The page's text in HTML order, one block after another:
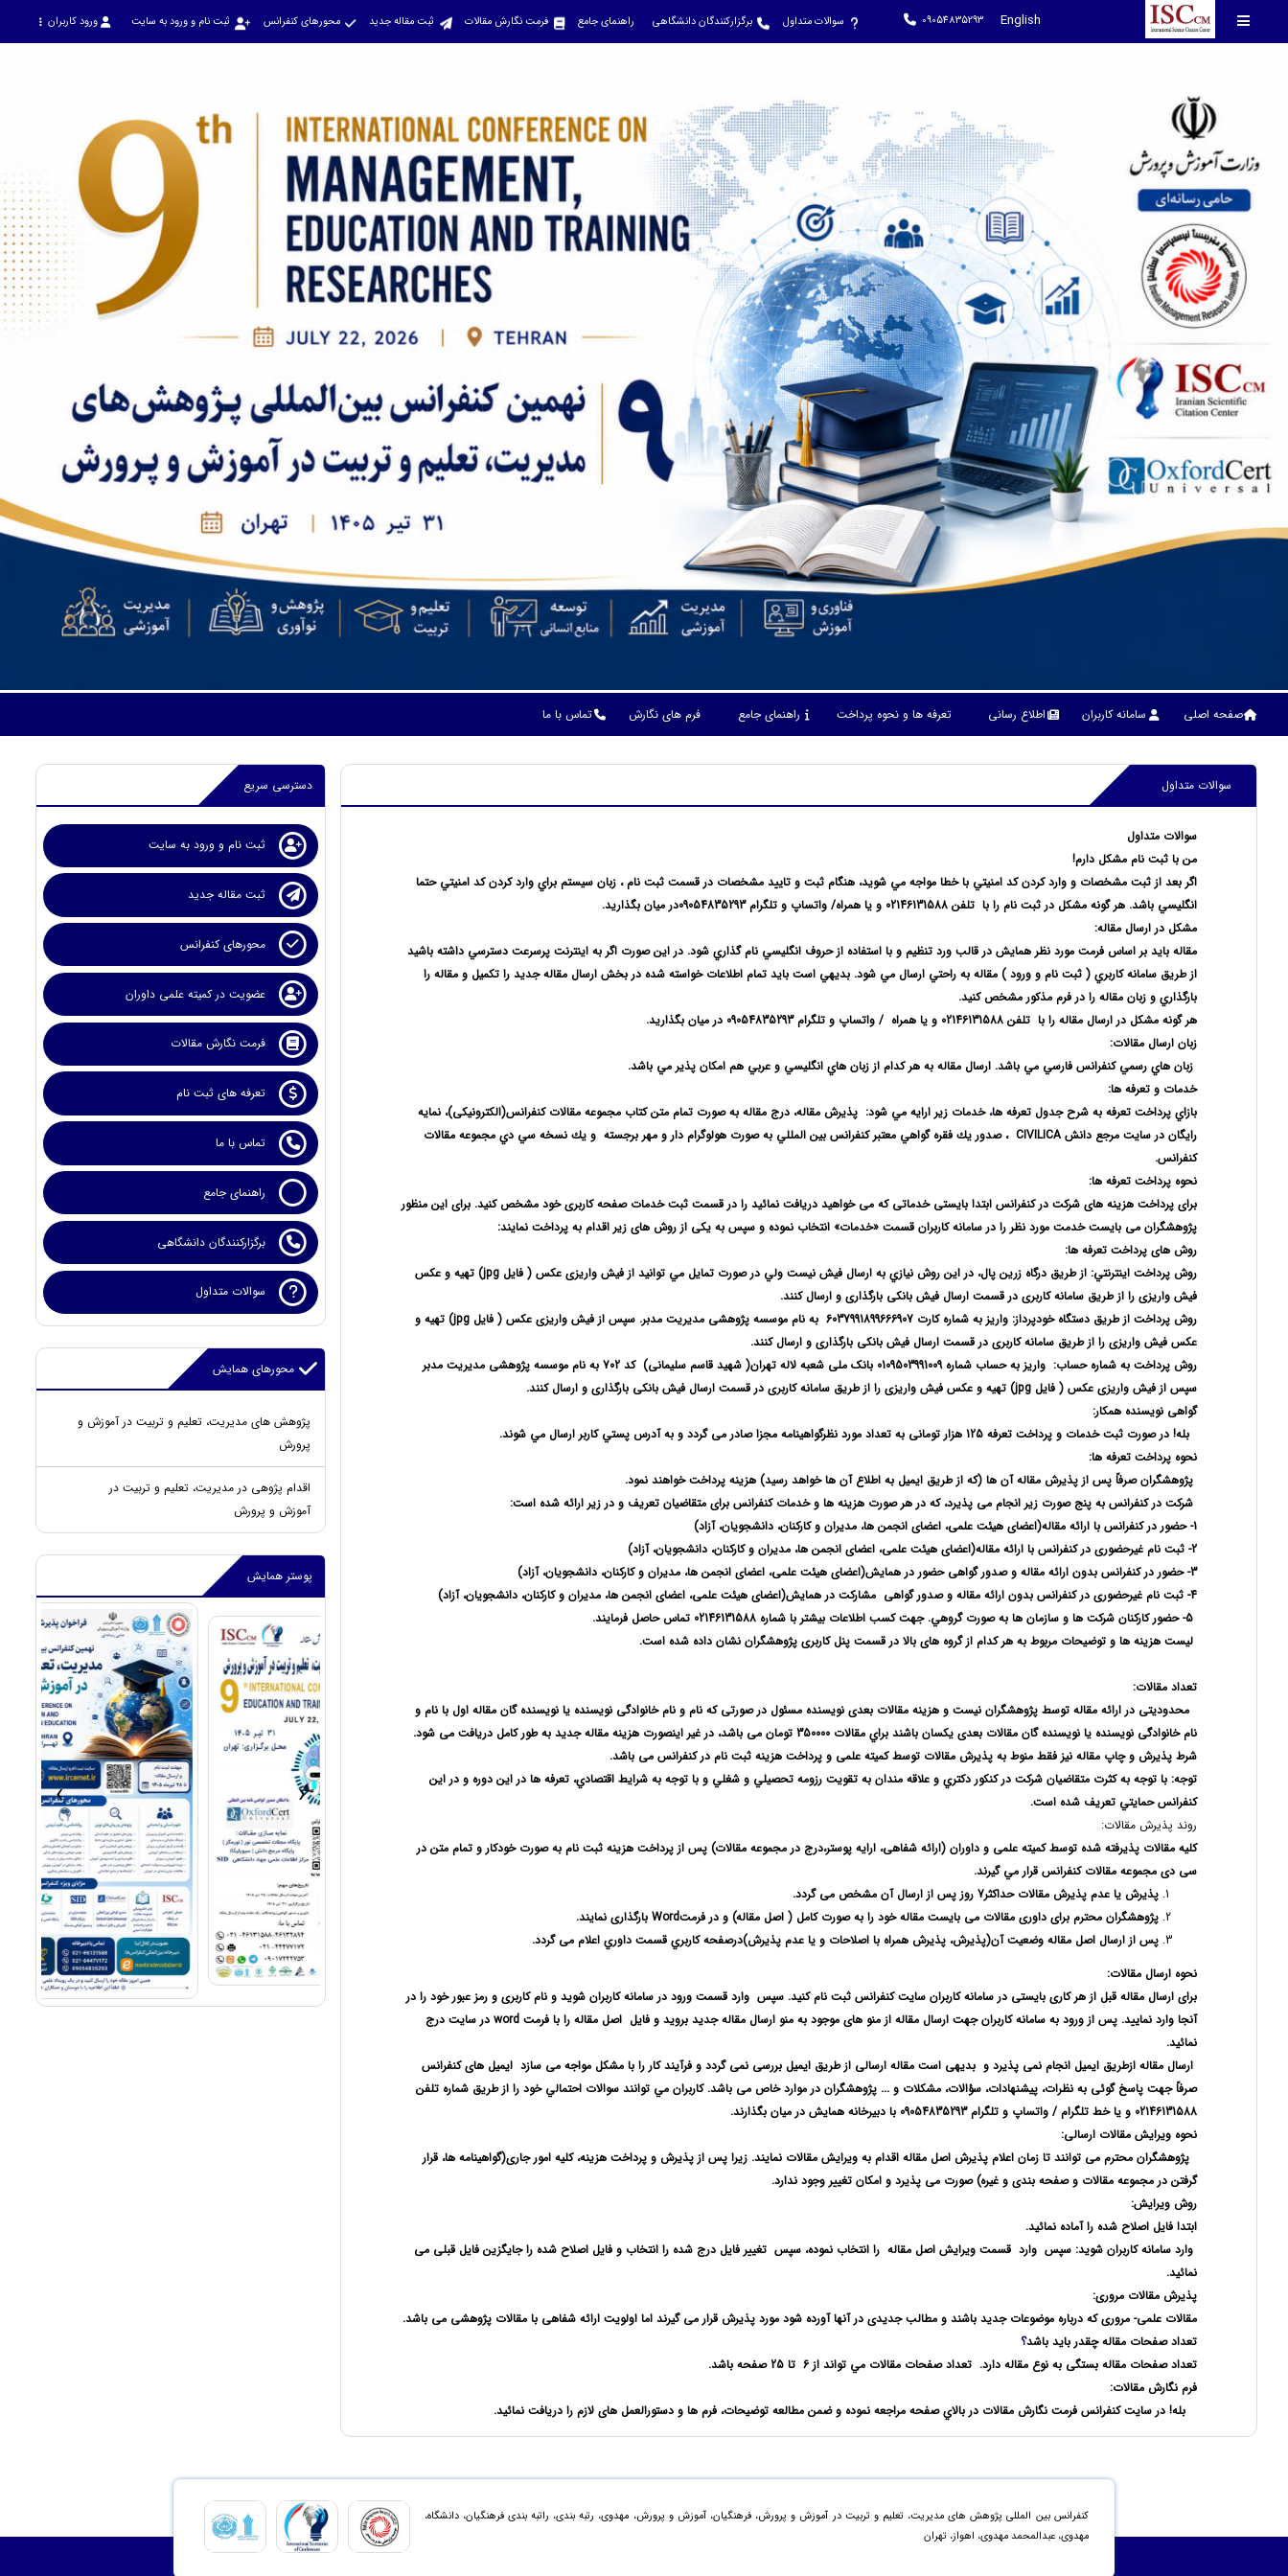
English
09054835293 سوالات متداول برگزارکنندگان دانشگاهی راهنمای جامع فرمت نگارش مقالات ثبت مقاله جدید محورهای کنفرانس ثبت نام و ورود به سایت ورود کاربران
صفحه اصلی سامانه کاربران اطلاع رسانی تعرفه ها و نحوه پرداخت راهنمای جامع فرم های نگارش تماس با ما
سوالات متداول
سوالات متداول
من با ثبت نام مشكل دارم!
اگر بعد از ثبت مشخصات و وارد كردن كد امنيتي با خطا مواجه مي شويد، هنگام ثبت و تاييد مشخصات در قسمت ثبت نام ، زبان سيستم براي وارد كردن كد امنيتي حتما
انگليسي باشد. هر گونه مشكل در ثبت نام را با تلفن 02146131588 و يا همراه/ واتساپ
و تلگرام 09054835293در ميان بگذاريد.
مشکل در ارسال مقاله:
مقاله بايد بر اساس فرمت مورد نظر همايش در قالب ورد تنظيم و با استفاده از حروف انگليسي نام گذاري شود. در اين صورت اگر به اينترنت پرسرعت دسترسي داشته باشيد
از طريق سامانه كاربري ( ثبت نام و ورود ) مقاله به راحتي ارسال مي شود. بديهي است بايد تمام اطلاعات خواسته شده در بخش ارسال مقاله جديد را تكميل و مقاله را
بارگذاري و زبان مقاله را در فرم مذكور مشخص كنيد.
هر گونه مشكل در ارسال مقاله را با تلفن 02146131588 و يا همراه
/ واتساپ و تلگرام 09054835293 در ميان بگذاريد.
زبان ارسال مقالات:
زبان هاي رسمي كنفرانس فارسي مي باشد. ارسال مقاله به هر كدام از زبان هاي انگليسي و عربي هم امكان پذير مي باشد.
خدمات و تعرفه ها:
بازاي پرداخت تعرفه به شرح جدول تعرفه ها، خدمات زير ارايه مي شود: پذيرش مقاله، درج مقاله به صورت تمام متن کتاب مجموعه مقالات كنفرانس(الکترونیکی)، نمايه
رايگان در سايت مرجع دانش CIVILICA ، صدور يك فقره گواهي معتبر كنفرانس بين المللي به صورت هولوگرام دار و مهر برجسته و يك نسخه سي دي مجموعه مقالات
كنفرانس.
نحوه پرداخت تعرفه ها:
برای پرداخت هزینه های شرکت در کنفرانس ابتدا بایستی خدماتی که می خواهید دریافت نمائید را در قسمت ثبت خدمات صفحه کاربری خود مشخص کنید. برای این منظور
پژوهشگران می بایست خدمت مورد نظر را در سامانه کاربران قسمت «خدمات» انتخاب نموده و سپس به یکی از روش های زیر اقدام به پرداخت نمایند:
روش های پرداخت تعرفه ها:
روش پرداخت اينترنتي: از طريق درگاه زرين پال، در اين روش نيازي به ارسال فيش نيست ولي در صورت تمايل مي توانيد از فیش واریزی عکس ( فایلjpg) تهیه و عکس
فیش واریزی را از طریق سامانه کاربری در قسمت ارسال فیش بانکی بارگذاری و ارسال کنند.
روش پرداخت از طریق دستگاه خودپرداز: واریز به شماره کارت 6037991899666907
به نام موسسه پژوهشی مدیریت مدبر. سپس از فیش واریزی عکس ( فایلjpg) تهیه و
عکس فیش واریزی را از طریق سامانه کاربری در قسمت ارسال فیش بانکی بارگذاری و ارسال کنند.
روش پرداخت به شماره حساب: واریز به حساب شماره 0109503991009 بانک ملی شعبه لاله تهران( شهید قاسم سلیمانی) کد 702 به نام موسسه پژوهشی مدیریت مدبر
سپس از فیش واریزی عکس ( فایلjpg) تهیه و عکس فیش واریزی را از طریق سامانه کاربری در قسمت ارسال فیش بانکی بارگذاری و ارسال کنند.
گواهی نویسنده همکار:
بله! در صورت ثبت خدمات و پرداخت تعرفه 125 هزار تومانی به تعداد مورد نظرگواهینامه مجزا صادر می گردد و به آدرس پستي كاربر ارسال مي شوند.
نحوه پرداخت تعرفه ها:
پژوهشگران صرفاً پس از پذیرش مقاله آن ها (که از طریق ایمیل به اطلاع آن ها خواهد رسید) هزینه پرداخت خواهند نمود.
شرکت در کنفرانس به پنج صورت زیر انجام می پذیرد، که در هر صورت هزینه ها و خدمات کنفرانس برای متقاضیان تعریف و در زیر ارائه شده است:
1- حضور در کنفرانس با ارائه مقاله(اعضای هیئت علمی، اعضای انجمن ها، مدیران و کارکنان، دانشجویان، آزاد)
2- ثبت نام غیرحضوری در کنفرانس با ارائه مقاله(اعضای هیئت علمی، اعضای انجمن ها، مدیران و کارکنان، دانشجویان، آزاد)
3- حضور در کنفرانس بدون ارائه مقاله و صدور گواهی حضور در همایش(اعضای هیئت علمی، اعضای انجمن ها، مدیران و کارکنان، دانشجویان، آزاد)
4- ثبت نام غیرحضوری در کنفرانس بدون ارائه مقاله و صدور گواهی
مشارکت در همایش(اعضای هیئت علمی، اعضای انجمن ها، مدیران و کارکنان، دانشجویان، آزاد)
5- حضور كاركنان شركت ها و سازمان ها به صورت گروهي. جهت كسب اطلاعات بيشتر با شماره 02146131588 تماس حاصل فرمايند.
لیست هزینه ها و توضیحات مربوط به هر کدام از گروه های بالا در قسمت پنل کاربری پژوهشگران نشان داده شده است.
تعداد مقالات:
محدودیتی در ارائه مقاله توسط پژوهشگران نیست و هزینه مقالات بعدی نویسنده مسئول در صورتی که نام و نام خانوادگی نویسنده یا نویسنده گان مقاله اول با نام و
نام خانوادگی نویسنده یا نویسنده گان مقالات بعدی یکسان باشند براي مقالات 350000
تومان می باشد، در غیر اینصورت هزینه مقاله جدید به طور کامل دریافت می شود.
شرط پذیرش و چاپ مقاله نیز فقط منوط به پذیرش مقالات توسط کمیته علمی و پرداخت هزینه ثبت نام در کنفرانس می باشد.
توجه: با توجه به كثرت متقاضيان شركت در كنكور دكتري و علاقه مندان به تقويت رزومه تحصيلي و شغلي و با توجه به شرايط اقتصادي، تعرفه ها در اين دوره و در اين
كنفرانس حمايتي تعريف شده است.
روند پذیرش مقالات:
کلیه مقالات پذیرفته شده توسط کمیته علمی و داوران (ارائه شفاهی، ارایه پوستر،درج در مجموعه مقالات)پس از پرداخت هزینه ثبت نام به صورت خودکار و تمام متن در
سی دی مجموعه مقالات كنفرانس قرار مي گيرند.
پذیرش یا عدم پذیرش مقالات حداكثر7 روز پس از ارسال آن مشخص می گردد.
پژوهشگران محترم برای داوری مقالات می بایست مقاله خود را به صورت کامل ( اصل مقاله) و در فرمتWord بارگذاری نمایند.
پس از ارسال اصل مقاله وضعیت آن(پذیرش، پذیرش همراه با اصلاحات و یا عدم پذیرش)درصفحه كاربري قسمت داوري اعلام می گردد.
نحوه ارسال مقالات:
برای ارسال مقاله قبل از هر کاری بایستی در سامانه کاربران سایت کنفرانس ثبت نام کنید. سپس وارد قسمت ورود در سامانه کاربران شوید و نام کاربری و رمز عبور خود را در
آنجا وارد نمایید. پس از ورود به سامانه کاربران جهت ارسال مقاله از منو های موجود به منو ارسال مقاله جدید بروید و فایل اصل مقاله را با فرمتword در سایت درج
نمائید.
ارسال مقاله ازطریق ایمیل انجام نمی پذیرد و بدیهی است مقاله ارسالی از طریق ایمیل بررسی نمی گردد و فرآیند کار را با مشکل مواجه می سازد ایمیل های کنفرانس
صرفاً جهت پاسخ گوئی به نظرات، پیشنهادات، سؤالات، مشکلات و ... پژوهشگران در موارد خاص می باشد. كاربران مي توانند سوالات احتمالي خود را از طريق شماره تلفن
02146131588 و يا خط تلگرام / واتساپ و تلگرام 09054835293 با دبيرخانه همايش در ميان بگذارند.
نحوه ویرایش مقالات ارسالی:
پژوهشگران محترم می توانند تا زمان اعلام پذیرش اصل مقاله اقدام به ویرایش مقالات نمایند. زیرا پس از پذیرش و پرداخت هزینه، کلیه امور جاری(گواهینامه ها، قرار
گرفتن در مجموعه مقالات و صفحه بندی و غیره) صورت می پذیرد و امکان تغییر وجود ندارد.
روش ویرایش:
ابتدا فایل اصلاح شده را آماده نمائید.
وارد سامانه کاربران شوید: سپس وارد قسمت ویرایش اصل مقاله را انتخاب نموده، سپس تغییر فایل درج شده را انتخاب و فایل اصلاح شده را جایگزین فایل قبلی می
نمائید.
پذیرش مقالات مروری:
مقالات علمی- مروری که درباره موضوعات جدید باشند و مطالب جدیدی در آنها آورده شود مورد پذیرش قرار می گیرند اما اولویت ارائه شفاهی با مقالات پژوهشی می باشد.
تعداد صفحات مقاله چقدر باید باشد؟
تعداد صفحات مقاله بستگی به نوع مقاله دارد. تعداد صفحات مقالات مي تواند از 6 تا 25 صفحه باشد.
فرم نگارش مقالات:
بله! در سایت کنفرانس فرمت نگارش مقالات در بالاي صفحه مراجعه نموده و ضمن مطالعه توضیحات، فرم ها و دستورالعمل های لازم را دریافت نمائید.
دسترسی سریع
ثبت نام و ورود به سایت
ثبت مقاله جدید
محورهای کنفرانس
عضویت در کمیته علمی داوران
فرمت نگارش مقالات
تعرفه های ثبت نام
تماس با ما
راهنمای جامع
برگزارکنندگان دانشگاهی
سوالات متداول
محورهای همایش
پژوهش های مدیریت، تعلیم و تربیت در آموزش و
پرورش
اقدام پژوهی در مدیریت، تعلیم و تربیت در
آموزش و پرورش
پوستر همایش
› ‹
کنفرانس بین المللی پژوهش های مدیریت، تعلیم و تربیت در آموزش و پرورش، فرهنگیان، آموزش و پرورش، مهدوی، رتبه بندی، راتبه بندی فرهنگیان، دانشگاه،
مهدوی، عبدالمحمد مهدوی، اهواز، تهران